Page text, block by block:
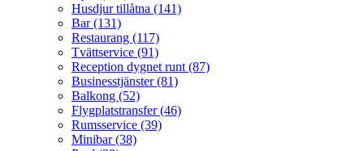
Husdjur tillåtna (141)
Bar(131)
Restaurang (117)
Tvättservice (91)
Reception dygnet runt (87)
Businesstjänster(81)
Balkong (52)
Flygplatstransfer(46)
Rumsservice (39)
Minibar(38)